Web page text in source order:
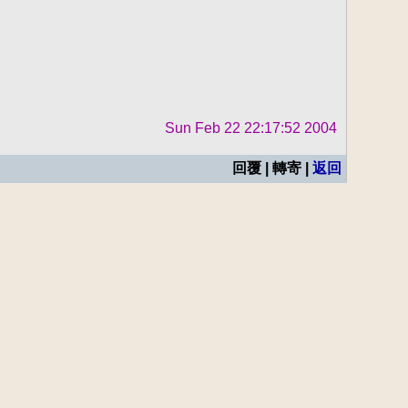
Sun Feb 22 22:17:52 2004
回覆 | 轉寄 | 返回